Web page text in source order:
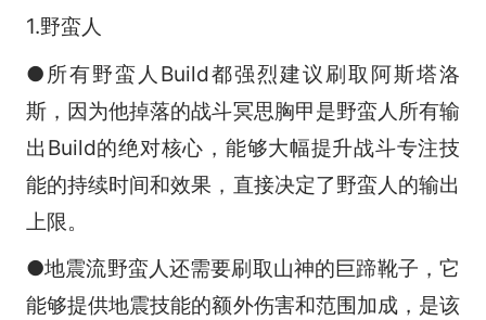
1.野蛮人
●所有野蛮人Build都强烈建议刷取阿斯塔洛
斯，因为他掉落的战斗冥思胸甲是野蛮人所有输
出Build的绝对核心，能够大幅提升战斗专注技
能的持续时间和效果，直接决定了野蛮人的输出
上限。
●地震流野蛮人还需要刷取山神的巨蹄靴子，它
能够提供地震技能的额外伤害和范围加成，是该